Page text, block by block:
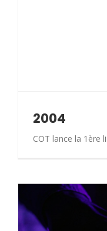
2004
COT lance la 1ère